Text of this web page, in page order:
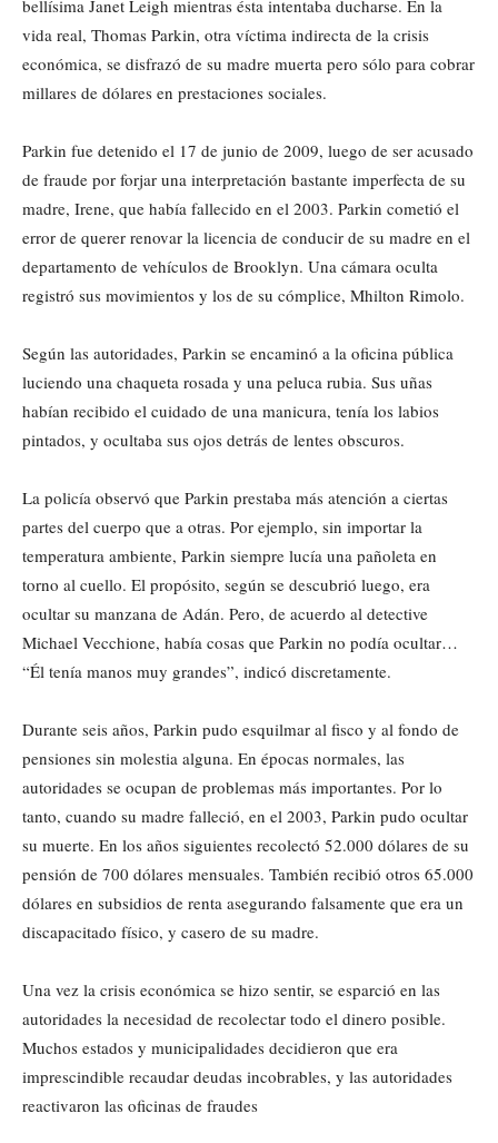
bellísima Janet Leigh mientras ésta intentaba ducharse. En la
vida real, Thomas Parkin, otra víctima indirecta de la crisis
económica, se disfrazó de su madre muerta pero sólo para cobrar
millares de dólares en prestaciones sociales.
Parkin fue detenido el 17 de junio de 2009, luego de ser acusado
de fraude por forjar una interpretación bastante imperfecta de su
madre, Irene, que había fallecido en el 2003. Parkin cometió el
error de querer renovar la licencia de conducir de su madre en el
departamento de vehículos de Brooklyn. Una cámara oculta
registró sus movimientos y los de su cómplice, Mhilton Rimolo.
Según las autoridades, Parkin se encaminó a la oficina pública
luciendo una chaqueta rosada y una peluca rubia. Sus uñas
habían recibido el cuidado de una manicura, tenía los labios
pintados, y ocultaba sus ojos detrás de lentes obscuros.
La policía observó que Parkin prestaba más atención a ciertas
partes del cuerpo que a otras. Por ejemplo, sin importar la
temperatura ambiente, Parkin siempre lucía una pañoleta en
torno al cuello. El propósito, según se descubrió luego, era
ocultar su manzana de Adán. Pero, de acuerdo al detective
Michael Vecchione, había cosas que Parkin no podía ocultar…
“Él tenía manos muy grandes”, indicó discretamente.
Durante seis años, Parkin pudo esquilmar al fisco y al fondo de
pensiones sin molestia alguna. En épocas normales, las
autoridades se ocupan de problemas más importantes. Por lo
tanto, cuando su madre falleció, en el 2003, Parkin pudo ocultar
su muerte. En los años siguientes recolectó 52.000 dólares de su
pensión de 700 dólares mensuales. También recibió otros 65.000
dólares en subsidios de renta asegurando falsamente que era un
discapacitado físico, y casero de su madre.
Una vez la crisis económica se hizo sentir, se esparció en las
autoridades la necesidad de recolectar todo el dinero posible.
Muchos estados y municipalidades decidieron que era
imprescindible recaudar deudas incobrables, y las autoridades
reactivaron las oficinas de fraudes